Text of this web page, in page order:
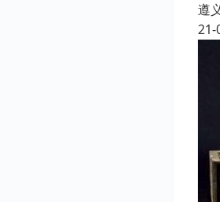
遵
21-